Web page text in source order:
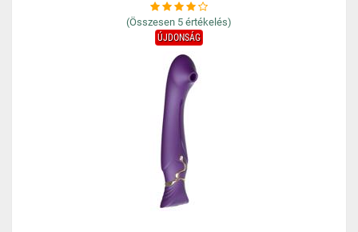
(Összesen 5 értékelés)
ÚJDONSÁG